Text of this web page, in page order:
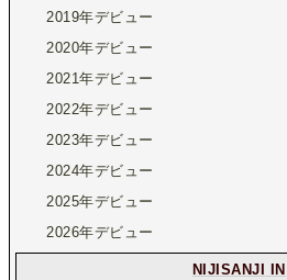
2019年デビュー
2020年デビュー
2021年デビュー
2022年デビュー
2023年デビュー
2024年デビュー
2025年デビュー
2026年デビュー
NIJISANJI IN